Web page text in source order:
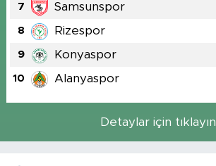
7 Samsunspor
8 Rizespor
9 Konyaspor
10 Alanyaspor
Detaylar için tıklayın